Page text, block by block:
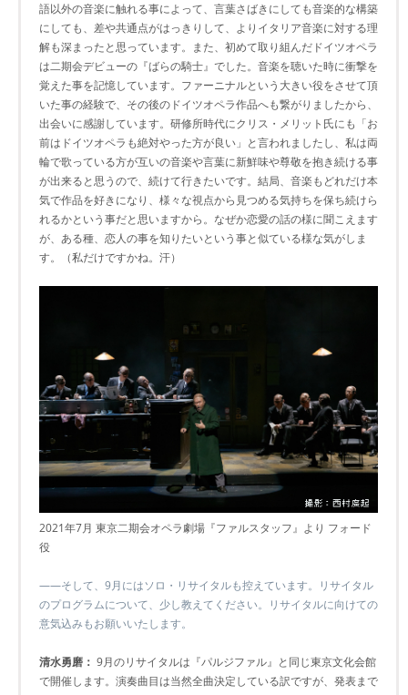
語以外の音楽に触れる事によって、言葉さばきにしても音楽的な構築
にしても、差や共通点がはっきりして、よりイタリア音楽に対する理
解も深まったと思っています。また、初めて取り組んだドイツオペラ
は二期会デビューの『ばらの騎士』でした。音楽を聴いた時に衝撃を
覚えた事を記憶しています。ファーニナルという大きい役をさせて頂
いた事の経験で、その後のドイツオペラ作品へも繋がりましたから、
出会いに感謝しています。研修所時代にクリス・メリット氏にも「お
前はドイツオペラも絶対やった方が良い」と言われましたし、私は両
輪で歌っている方が互いの音楽や言葉に新鮮味や尊敬を抱き続ける事
が出来ると思うので、続けて行きたいです。結局、音楽もどれだけ本
気で作品を好きになり、様々な視点から見つめる気持ちを保ち続けら
れるかという事だと思いますから。なぜか恋愛の話の様に聞こえます
が、ある種、恋人の事を知りたいという事と似ている様な気がしま
す。（私だけですかね。汗）
2021年7月 東京二期会オペラ劇場『ファルスタッフ』より フォード
役
――そして、9月にはソロ・リサイタルも控えています。リサイタル
のプログラムについて、少し教えてください。リサイタルに向けての
意気込みもお願いいたします。
清水勇磨： 9月のリサイタルは『パルジファル』と同じ東京文化会館
で開催します。演奏曲目は当然全曲決定している訳ですが、発表まで